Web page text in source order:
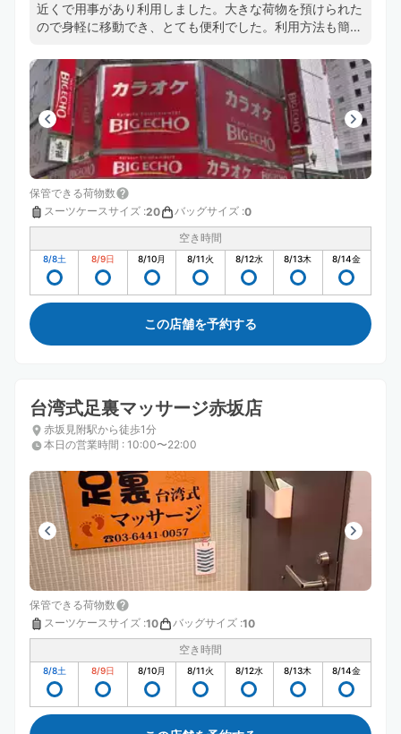
近くで用事があり利用しました。大きな荷物を預けられた
ので身軽に移動でき、とても便利でした。利用方法も簡単
きて快適でした。また利用したいです。
保管できる荷物数
スーツケースサイズ :20 バッグサイズ :0
空き時間
8/8土 8/9日 8/10月 8/11火 8/12水 8/13木 8/14金
この店舗を予約する
台湾式足裏マッサージ赤坂店
赤坂見附駅から徒歩1分
本日の営業時間 : 10:00〜22:00
保管できる荷物数
スーツケースサイズ :10 バッグサイズ :10
空き時間
8/8土 8/9日 8/10月 8/11火 8/12水 8/13木 8/14金